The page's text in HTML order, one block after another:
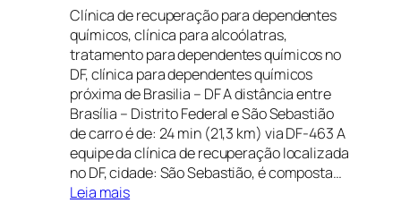
Clínica de recuperação para dependentes
químicos, clínica para alcoólatras,
tratamento para dependentes químicos no
DF, clínica para dependentes químicos
próxima de Brasilia – DF A distância entre
Brasília – Distrito Federal e São Sebastião
de carro é de: 24 min (21,3 km) via DF-463 A
equipe da clínica de recuperação localizada
no DF, cidade: São Sebastião, é composta…
Leia mais: